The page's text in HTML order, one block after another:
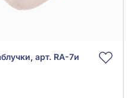
арт. RA-7и